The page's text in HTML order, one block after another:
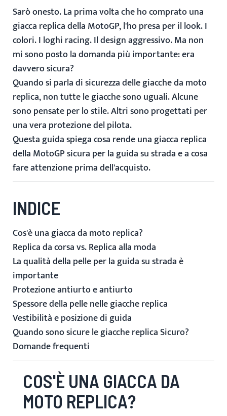
Sarò onesto. La prima volta che ho comprato una
giacca replica della MotoGP, l'ho presa per il look. I
colori. I loghi racing. Il design aggressivo. Ma non
mi sono posto la domanda più importante: era
davvero sicura?
Quando si parla disicurezza delle giacche da moto
replica, non tutte le giacche sono uguali. Alcune
sono pensate per lo stile. Altri sono progettati per
una vera protezione del pilota.
Questa guida spiega cosa rende una giacca replica
della MotoGP sicura per la guida su strada e a cosa
fare attenzione prima dell'acquisto.
INDICE
Cos'è una giacca da moto replica?
Replica da corsa vs. Replica alla moda
La qualità della pelle per la guida su strada è
importante
Protezione antiurto e antiurto
Spessore della pelle nelle giacche replica
Vestibilità e posizione di guida
Quando sono sicure le giacche replica Sicuro?
Domande frequenti
COS'È UNA GIACCA DA
MOTO REPLICA?